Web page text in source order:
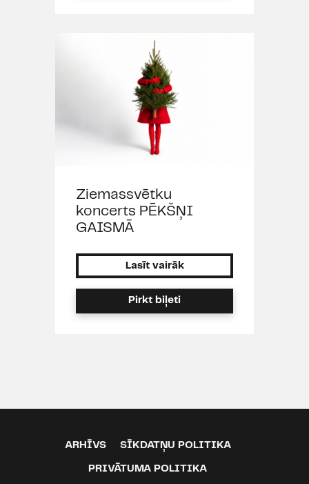
Ziemassvētku
koncerts PĒKŠŅI
GAISMĀ
Lasīt vairāk
Pirkt biļeti
ARHĪVS SĪKDATŅU POLITIKA
PRIVĀTUMA POLITIKA